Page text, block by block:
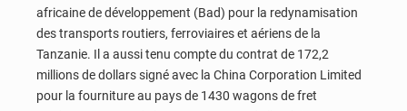
africaine de développement (Bad) pour la redynamisation
des transports routiers, ferroviaires et aériens de la
Tanzanie. Il a aussi tenu compte du contrat de 172,2
millions de dollars signé avec la China Corporation Limited
pour la fourniture au pays de 1430 wagons de fret